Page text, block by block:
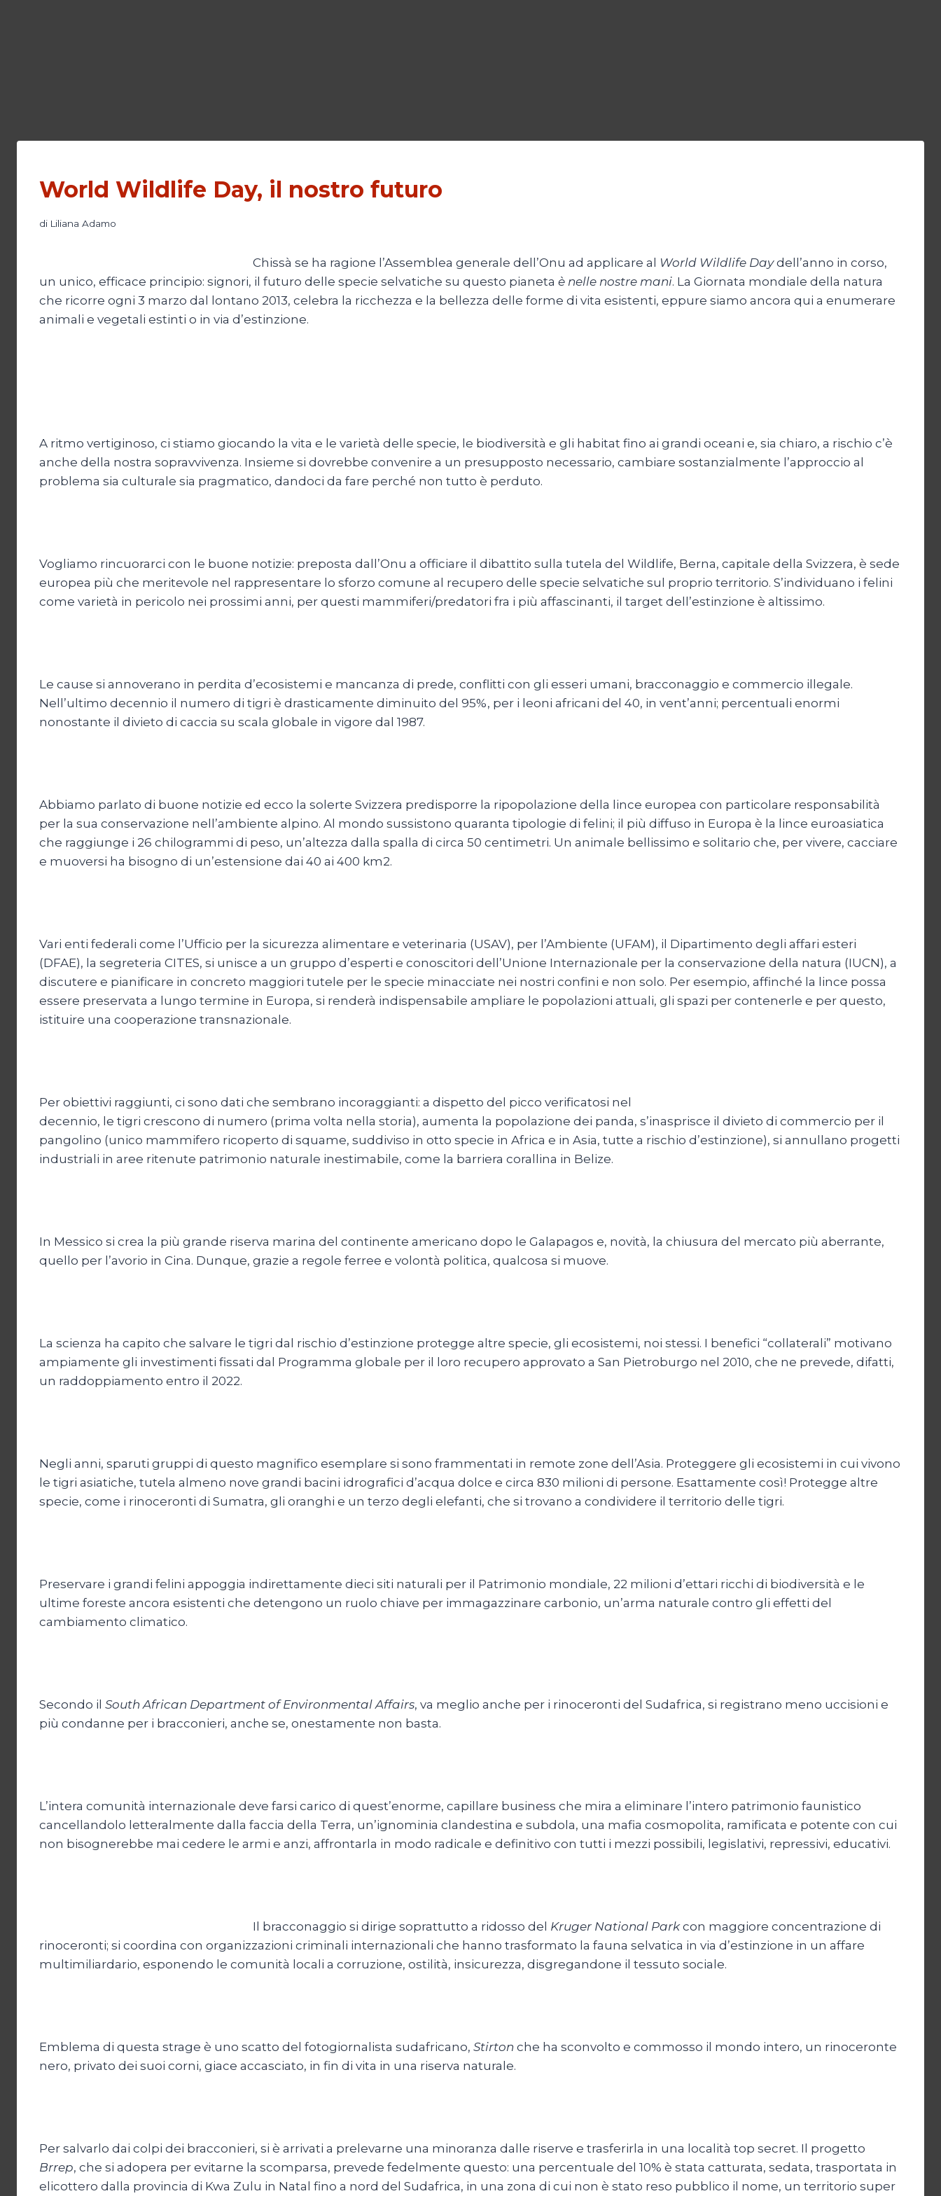
World Wildlife Day, il nostro futuro
di Liliana Adamo
Chissà se ha ragione l’Assemblea generale dell’Onu ad applicare al World Wildlife Daydell’anno in corso,
un unico, efficace principio: signori, il futuro delle specie selvatiche su questo pianeta è nelle nostre mani. La Giornata mondiale della natura
che ricorre ogni 3 marzo dal lontano 2013, celebra la ricchezza e la bellezza delle forme di vita esistenti, eppure siamo ancora qui a enumerare
animali e vegetali estinti o in via d’estinzione.
A ritmo vertiginoso, ci stiamo giocando la vita e le varietà delle specie, le biodiversità e gli habitat fino ai grandi oceani e, sia chiaro, a rischio c’è
anche della nostra sopravvivenza. Insieme si dovrebbe convenire a un presupposto necessario, cambiare sostanzialmente l’approccio al
problema sia culturale sia pragmatico, dandoci da fare perché non tutto è perduto.
Vogliamo rincuorarci con le buone notizie: preposta dall’Onu a officiare il dibattito sulla tutela del Wildlife, Berna, capitale della Svizzera, è sede
europea più che meritevole nel rappresentare lo sforzo comune al recupero delle specie selvatiche sul proprio territorio. S’individuano i felini
come varietà in pericolo nei prossimi anni, per questi mammiferi/predatori fra i più affascinanti, il target dell’estinzione è altissimo.
Le cause si annoverano in perdita d’ecosistemi e mancanza di prede, conflitti con gli esseri umani, bracconaggio e commercio illegale.
Nell’ultimo decennio il numero di tigri è drasticamente diminuito del 95%, per i leoni africani del 40, in vent’anni; percentuali enormi
nonostante il divieto di caccia su scala globale in vigore dal 1987.
Abbiamo parlato di buone notizie ed ecco la solerte Svizzera predisporre la ripopolazione della lince europea con particolare responsabilità
per la sua conservazione nell’ambiente alpino. Al mondo sussistono quaranta tipologie di felini; il più diffuso in Europa è la lince euroasiatica
che raggiunge i 26 chilogrammi di peso, un’altezza dalla spalla di circa 50 centimetri. Un animale bellissimo e solitario che, per vivere, cacciare
e muoversi ha bisogno di un’estensione dai 40 ai 400 km2.
Vari enti federali come l’Ufficio per la sicurezza alimentare e veterinaria (USAV), per l’Ambiente (UFAM), il Dipartimento degli affari esteri
(DFAE), la segreteria CITES, si unisce a un gruppo d’esperti e conoscitori dell’Unione Internazionale per la conservazione della natura (IUCN), a
discutere e pianificare in concreto maggiori tutele per le specie minacciate nei nostri confini e non solo. Per esempio, affinché la lince possa
essere preservata a lungo termine in Europa, si renderà indispensabile ampliare le popolazioni attuali, gli spazi per contenerle e per questo,
istituire una cooperazione transnazionale.
Per obiettivi raggiunti, ci sono dati che sembrano incoraggianti: a dispetto del picco verificatosi nel
decennio, le tigri crescono di numero (prima volta nella storia), aumenta la popolazione dei panda, s’inasprisce il divieto di commercio per il
pangolino (unico mammifero ricoperto di squame, suddiviso in otto specie in Africa e in Asia, tutte a rischio d’estinzione), si annullano progetti
industriali in aree ritenute patrimonio naturale inestimabile, come la barriera corallina in Belize.
In Messico si crea la più grande riserva marina del continente americano dopo le Galapagos e, novità, la chiusura del mercato più aberrante,
quello per l’avorio in Cina. Dunque, grazie a regole ferree e volontà politica, qualcosa si muove.
La scienza ha capito che salvare le tigri dal rischio d’estinzione protegge altre specie, gli ecosistemi, noi stessi. I benefici “collaterali” motivano
ampiamente gli investimenti fissati dal Programma globale per il loro recupero approvato a San Pietroburgo nel 2010, che ne prevede, difatti,
un raddoppiamento entro il 2022.
Negli anni, sparuti gruppi di questo magnifico esemplare si sono frammentati in remote zone dell’Asia. Proteggere gli ecosistemi in cui vivono
le tigri asiatiche, tutela almeno nove grandi bacini idrografici d’acqua dolce e circa 830 milioni di persone. Esattamente così! Protegge altre
specie, come i rinoceronti di Sumatra, gli oranghi e un terzo degli elefanti, che si trovano a condividere il territorio delle tigri.
Preservare i grandi felini appoggia indirettamente dieci siti naturali per il Patrimonio mondiale, 22 milioni d’ettari ricchi di biodiversità e le
ultime foreste ancora esistenti che detengono un ruolo chiave per immagazzinare carbonio, un’arma naturale contro gli effetti del
cambiamento climatico.
Secondo il South African Department of Environmental Affairs, va meglio anche per i rinoceronti del Sudafrica, si registrano meno uccisioni e
più condanne per i bracconieri, anche se, onestamente non basta.
L’intera comunità internazionale deve farsi carico di quest’enorme, capillare business che mira a eliminare l’intero patrimonio faunistico
cancellandolo letteralmente dalla faccia della Terra, un’ignominia clandestina e subdola, una mafia cosmopolita, ramificata e potente con cui
non bisognerebbe mai cedere le armi e anzi, affrontarla in modo radicale e definitivo con tutti i mezzi possibili, legislativi, repressivi, educativi.
Il bracconaggio si dirige soprattutto a ridosso del Kruger National Parkcon maggiore concentrazione di
rinoceronti; si coordina con organizzazioni criminali internazionali che hanno trasformato la fauna selvatica in via d’estinzione in un affare
multimiliardario, esponendo le comunità locali a corruzione, ostilità, insicurezza, disgregandone il tessuto sociale.
Emblema di questa strage è uno scatto del fotogiornalista sudafricano, Stirton che ha sconvolto e commosso il mondo intero, un rinoceronte
nero, privato dei suoi corni, giace accasciato, in fin di vita in una riserva naturale.
Per salvarlo dai colpi dei bracconieri, si è arrivati a prelevarne una minoranza dalle riserve e trasferirla in una località top secret. Il progetto
Brrep, che si adopera per evitarne la scomparsa, prevede fedelmente questo: una percentuale del 10% è stata catturata, sedata, trasportata in
elicottero dalla provincia di Kwa Zulu in Natal fino a nord del Sudafrica, in una zona di cui non è stato reso pubblico il nome, un territorio super